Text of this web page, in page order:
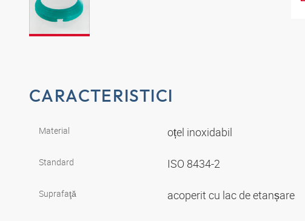
CARACTERISTICI
Material oțel inoxidabil
Standard ISO 8434-2
Suprafaţă acoperit cu lac de etanșare